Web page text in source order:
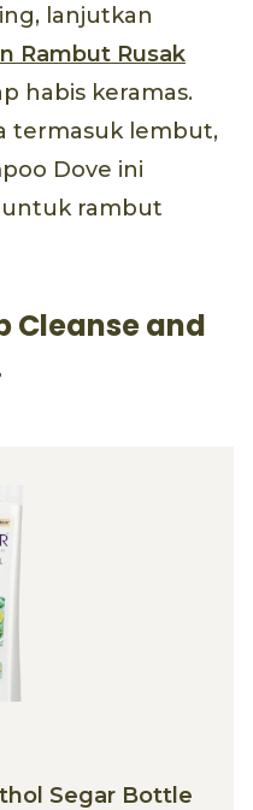
lanjutkan
Rambut Rusak
habis keramas.
termasuk lembut,
Dove ini
untuk rambut
Cleanse and
Segar Bottle